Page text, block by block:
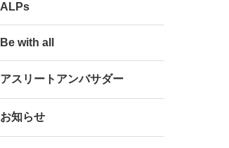
ALPs
Be with all
アスリートアンバサダー
お知らせ